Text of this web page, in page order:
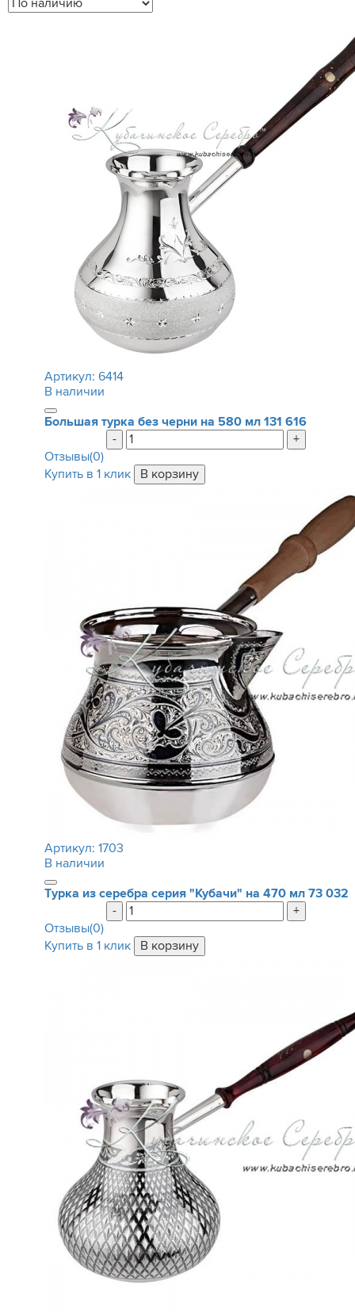
Артикул: 6414
В наличии
Большая турка без черни на 580 мл 131 616
-
+
Отзывы(0)
Купить в 1 клик
Артикул: 1703
В наличии
Турка из серебра серия "Кубачи" на 470 мл 73 032
-
+
Отзывы(0)
Купить в 1 клик